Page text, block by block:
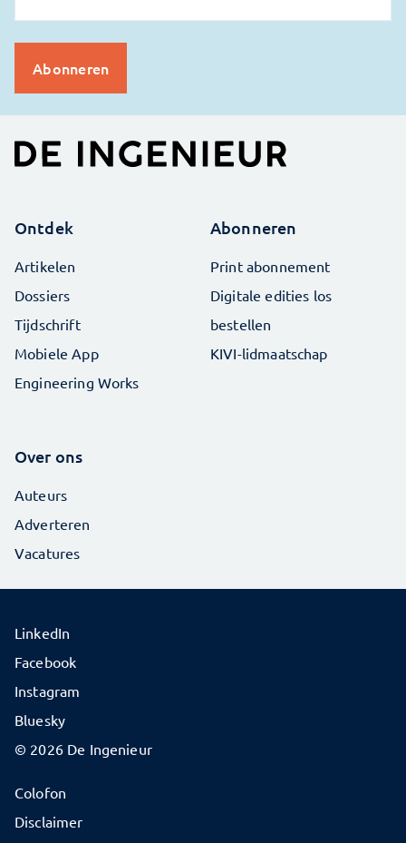
Ontdek
Artikelen
Dossiers
Tijdschrift
Mobiele App
Engineering Works
Abonneren
Print abonnement
Digitale edities los
bestellen
KIVI-lidmaatschap
Over ons
Auteurs
Adverteren
Vacatures
© 2026 De Ingenieur
Colofon
Disclaimer
LinkedIn
Facebook
Instagram
Bluesky